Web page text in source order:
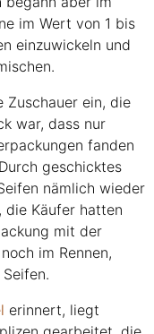
im Wert von 1 bis
einzuwickeln und
ein, die
war, dass nur
fanden
geschicktes
nämlich wieder
die Käufer hatten
mit der
im Rennen,
erinnert, liegt